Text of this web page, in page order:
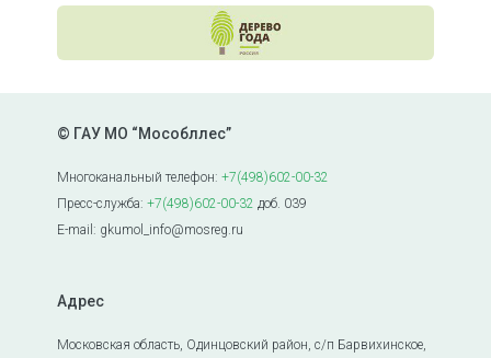
© ГАУ МО “Мособллес”
Многоканальный телефон:+7(498)602-00-32
Пресс-служба:+7(498)602-00-32 доб. 039
E-mail: gkumol_info@mosreg.ru
Адрес
Московская область, Одинцовский район, с/п Барвихинское,